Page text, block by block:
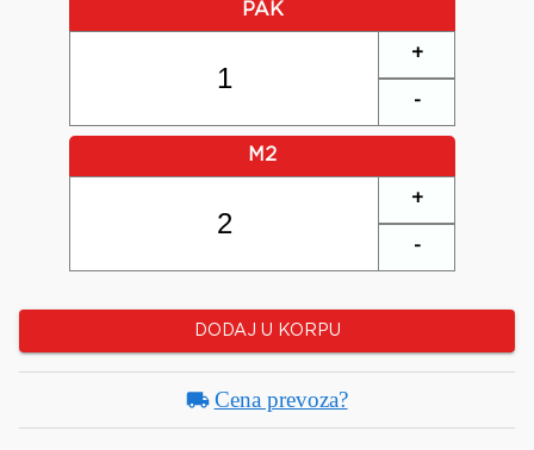
PAK
+
-
M2
+
-
DODAJ U KORPU
Cena prevoza?